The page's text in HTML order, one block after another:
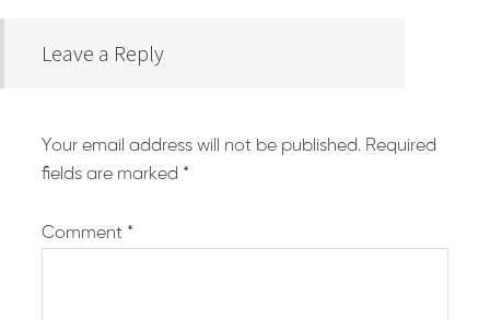
Leave a Reply
Your email address will not be published. Required
fields are marked *
Comment *